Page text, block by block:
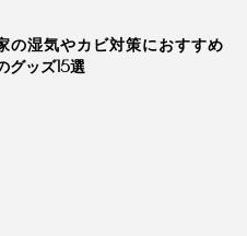
の湿気やカビ対策におすすめ
グッズ15選